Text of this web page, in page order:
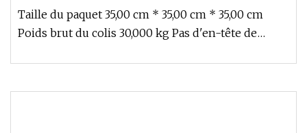
double rangée droite à angle droit DIP SMT SMD
connecteur de prise de borne
Taille du paquet 35,00 cm * 35,00 cm * 35,00 cm
Poids brut du colis 30,000 kg Pas d'en-tête de